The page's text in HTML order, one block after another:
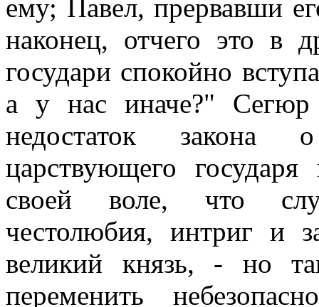
ему; Павел, прервавши
наконец, отчего это в
государи спокойно
а у нас иначе?" Сегюр
недостаток закона
царствующего
своей воле, что
честолюбия, интриг и
великий князь, - но
переменить